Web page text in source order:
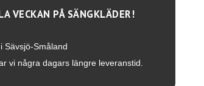
VECKAN PÅ SÄNGKLÄDER!
Sävsjö-Småland
vi några dagars längre leveranstid.